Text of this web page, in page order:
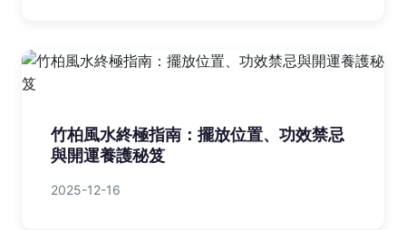
竹柏風水終極指南：擺放位置、功效禁忌
與開運養護秘笈
2025-12-16